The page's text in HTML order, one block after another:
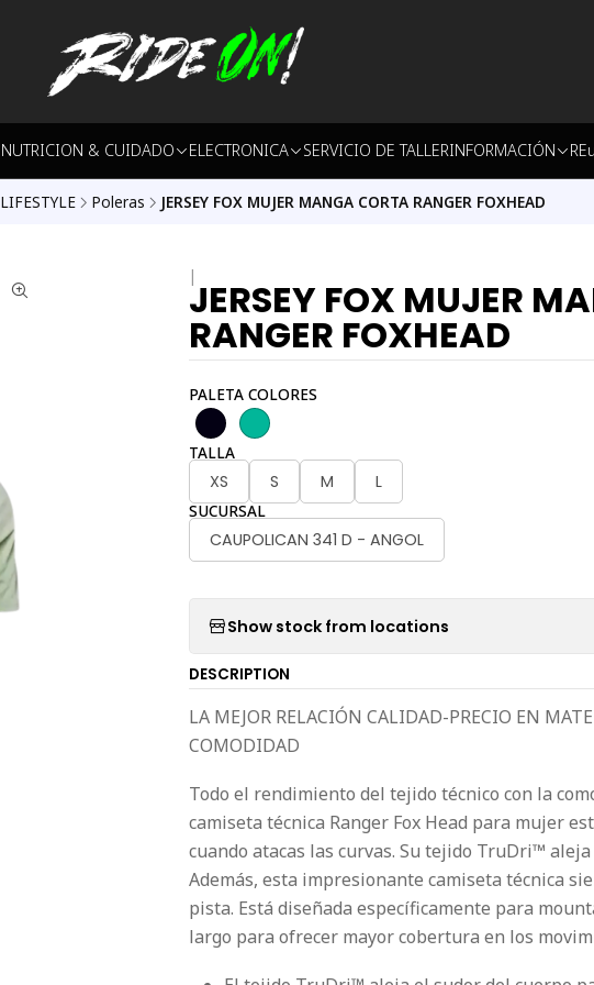
NUTRICION & CUIDADO ELECTRONICA SERVICIO DE TALLERINFORMACIÓN
LIFESTYLE Poleras JERSEY FOX MUJER MANGA CORTA RANGER FOXHEAD
|
JERSEY FOX MUJER
RANGER FOXHEAD
PALETA COLORES
TALLA
XS S M L
SUCURSAL
CAUPOLICAN 341 D - ANGOL
Show stock from locations
DESCRIPTION
LA MEJOR RELACIÓN CALIDAD-PRECIO EN
COMODIDAD
Todo el rendimiento del tejido técnico con la
camiseta técnica Ranger Fox Head para mujer
cuando atacas las curvas. Su tejido TruDri™
Además, esta impresionante camiseta técnica
pista. Está diseñada específicamente para
largo para ofrecer mayor cobertura en los